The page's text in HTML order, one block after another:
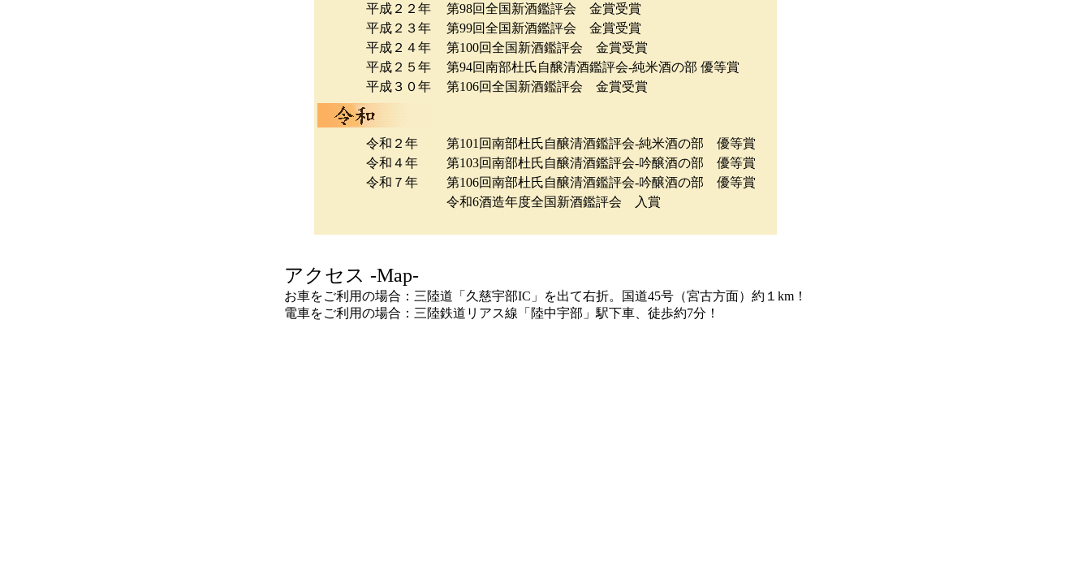
平成２２年
平成２３年
平成２４年
平成２５年
平成３０年
第98回全国新酒鑑評会 金賞受賞
第99回全国新酒鑑評会 金賞受賞
第100回全国新酒鑑評会 金賞受賞
第94回南部杜氏自醸清酒鑑評会‐純米酒の部 優等賞
第106回全国新酒鑑評会 金賞受賞
令和２年
令和４年
令和７年
第101回南部杜氏自醸清酒鑑評会‐純米酒の部 優等賞
第103回南部杜氏自醸清酒鑑評会‐吟醸酒の部 優等賞
第106回南部杜氏自醸清酒鑑評会‐吟醸酒の部 優等賞
令和6酒造年度全国新酒鑑評会 入賞
アクセス -Map-
お車をご利用の場合：三陸道「久慈宇部IC」を出て右折。国道45号（宮古方面）約１km！
電車をご利用の場合：三陸鉄道リアス線「陸中宇部」駅下車、徒歩約7分！